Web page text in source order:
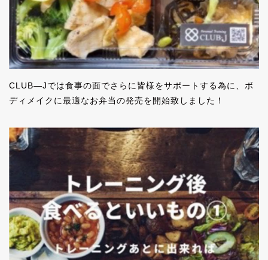
CLUB―Jでは食事の面でさらに皆様をサポートする為に、 ボ
ディメイクに最適なお弁当の発売を開始致しました！